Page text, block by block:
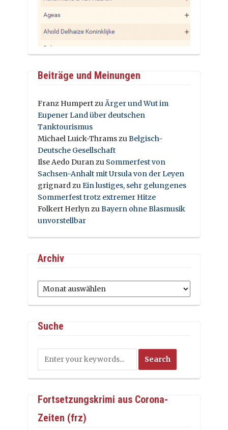
Beiträge und Meinungen
Franz HumpertzuÄrger und Wut im
Eupener Land über deutschen
Tanktourismus
Michael Luick-ThramszuBelgisch-
Deutsche Gesellschaft
Ilse Aedo Duranzu Sommerfest von
Sachsen-Anhalt mit Ursula von der Leyen
grignardzuEin lustiges, sehr gelungenes
Sommerfest trotz extremer Hitze
Folkert HerlynzuBayern ohne Blasmusik
unvorstellbar
Archiv
Archiv
Suche
Fortsetzungskrimi aus Corona-
Zeiten (frz)